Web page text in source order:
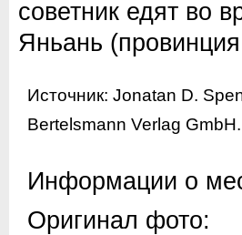
советник едят во
Яньань
Источник: Jonatan D.
Bertelsmann Verlag
Информации о
Оригинал фото: